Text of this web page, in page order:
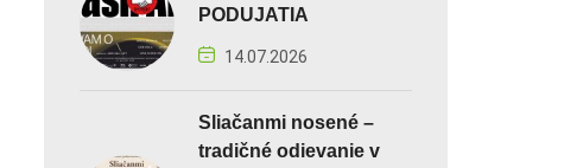
PODUJATIA
14.07.2026
Sliačanmi nosené –
tradičné odievanie v